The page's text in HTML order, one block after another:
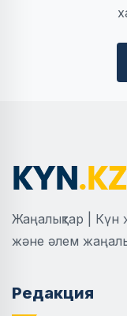
Жаңалықтар | Күн
және әлем
Редакция